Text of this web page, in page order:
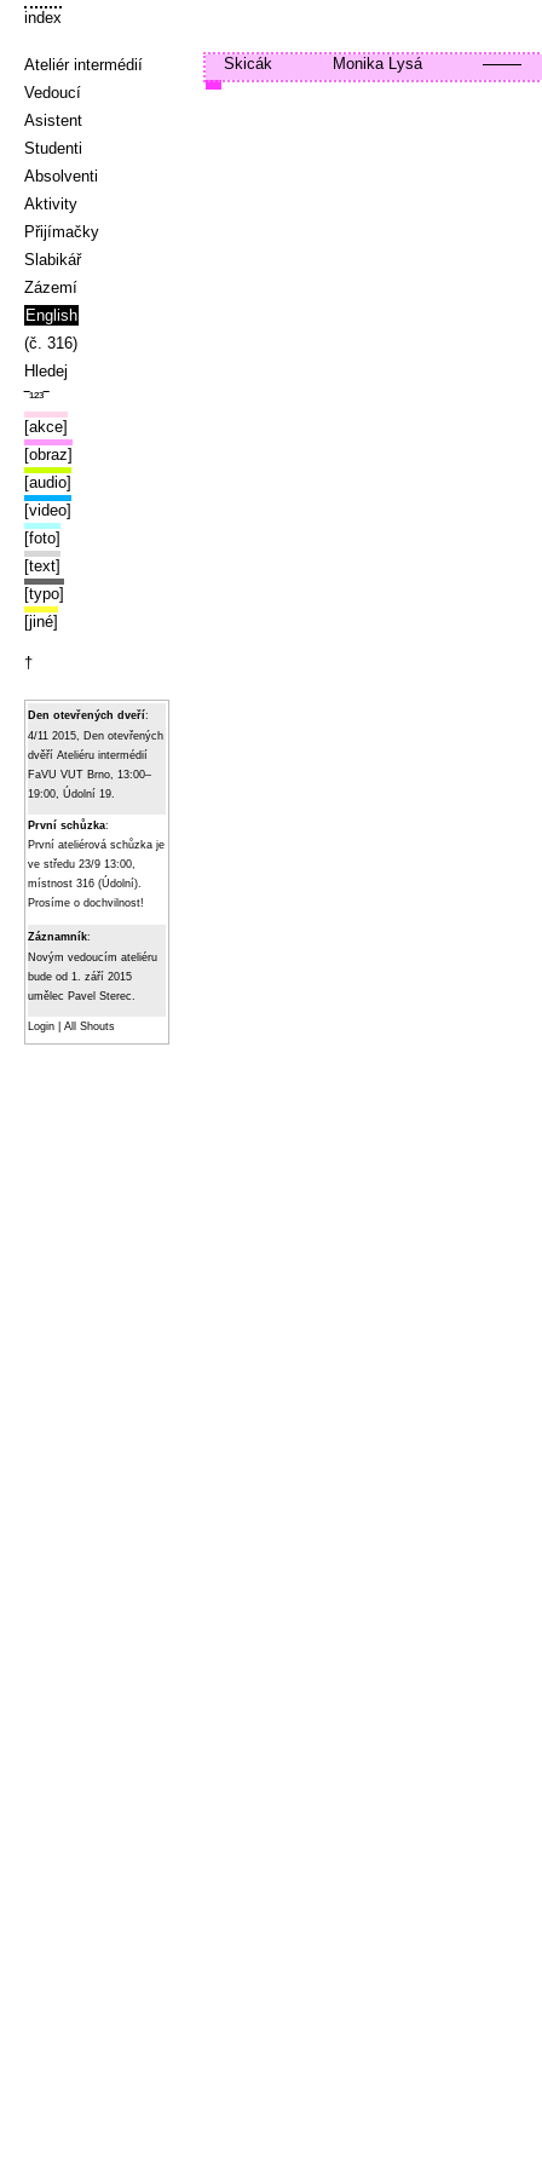
index
Ateliér intermédií
Vedoucí
Asistent
Studenti
Absolventi
Aktivity
Přijímačky
Slabikář
Zázemí
English
(č. 316)
Hledej
‾¹²³‾
[akce]
[obraz]
[audio]
[video]
[foto]
[text]
[typo]
[jiné]
†
Den otevřených dveří:
4/11 2015, Den otevřených
dvěří Ateliéru intermédií
FaVU VUT Brno, 13:00–
19:00, Údolní 19.
První schůzka:
První ateliérová schůzka je
ve středu 23/9 13:00,
místnost 316 (Údolní).
Prosíme o dochvilnost!
Záznamník:
Novým vedoucím ateliéru
bude od 1. září 2015
umělec Pavel Sterec.
Login All Shouts
Skicák Monika Lysá